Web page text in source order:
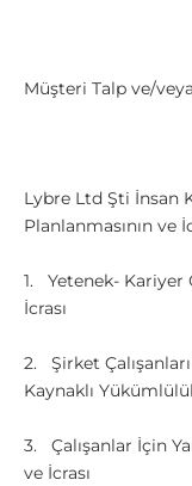
Müşteri Talp ve/
Lybre Ltd Şti İnsan
Planlanmasının ve
1. Yetenek- Kariyer
İcrası
2. Şirket
Kaynaklı
3. Çalışanlar İçin
ve İcrası